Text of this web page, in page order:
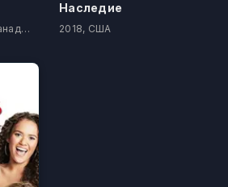
2023, США Австралия Канада Новая Зеландия
Наследие
2018, США